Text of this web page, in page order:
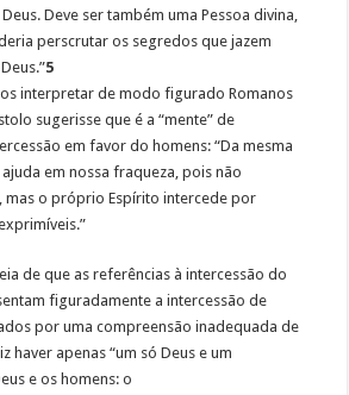
Deve ser também uma Pessoa divina,
perscrutar os segredos que jazem
5
interpretar de modo figurado Romanos
sugerisse que é a “mente” de
em favor do homens: “Da mesma
em nossa fraqueza, pois não
mas o próprio Espírito intercede por
de que as referências à intercessão do
figuradamente a intercessão de
por uma compreensão inadequada de
haver apenas “um só Deus e um
e os homens: o